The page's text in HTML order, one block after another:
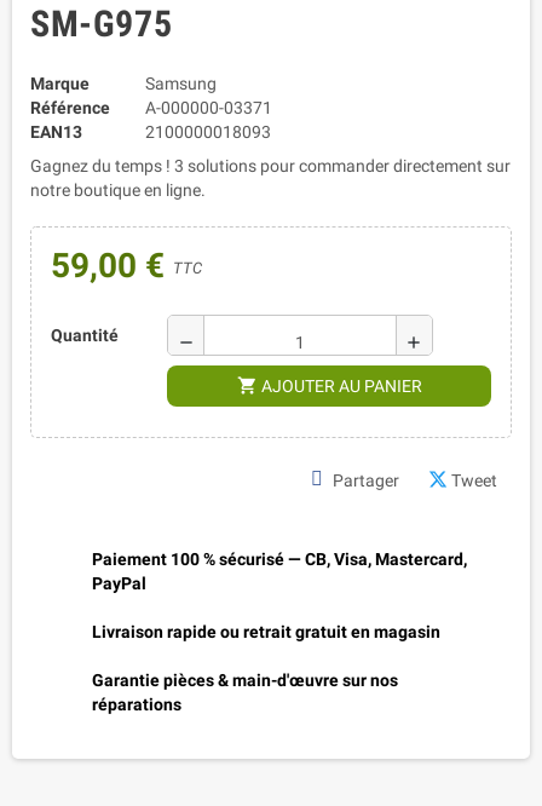
SM-G975
Marque
Samsung
Référence
A-000000-03371
EAN13
2100000018093
Gagnez du temps ! 3 solutions pour commander directement sur
notre boutique en ligne.
59,00 € TTC
Quantité remove add
shopping_cart AJOUTER AU PANIER
Partager Tweet
Paiement 100 % sécurisé — CB, Visa, Mastercard,
PayPal
Livraison rapide ou retrait gratuit en magasin
Garantie pièces & main-d'œuvre sur nos
réparations